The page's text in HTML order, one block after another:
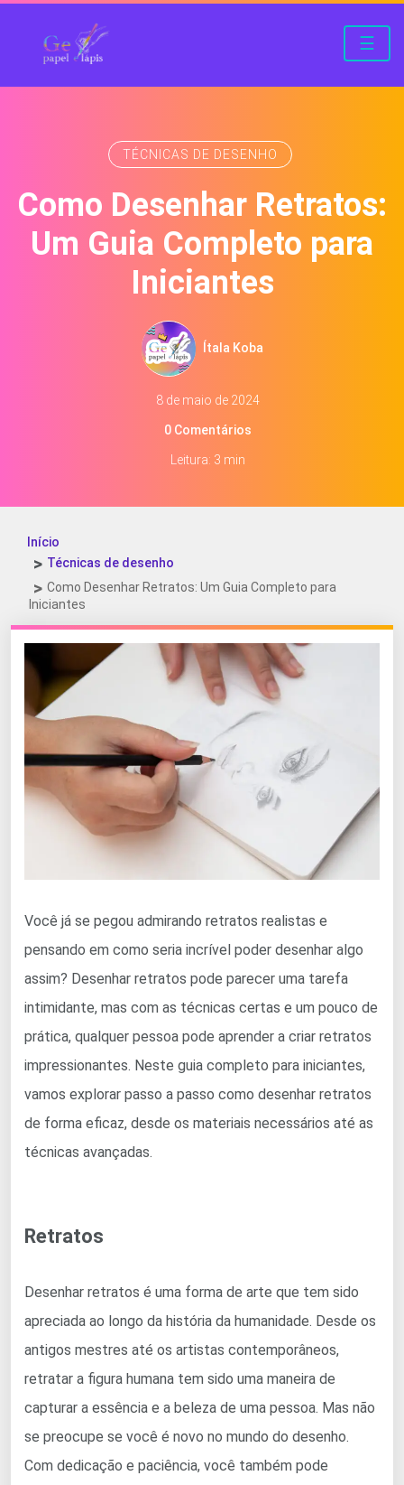
☰
TÉCNICAS DE DESENHO
Como Desenhar Retratos:
Um Guia Completo para
Iniciantes
Ítala Koba
8 de maio de 2024
0 Comentários
Leitura: 3 min
Início
Técnicas de desenho
Como Desenhar Retratos: Um Guia Completo para
Iniciantes
Você já se pegou admirando retratos realistas e
pensando em como seria incrível poder desenhar algo
assim? Desenhar retratos pode parecer uma tarefa
intimidante, mas com as técnicas certas e um pouco de
prática, qualquer pessoa pode aprender a criar retratos
impressionantes. Neste guia completo para iniciantes,
vamos explorar passo a passo como desenhar retratos
de forma eficaz, desde os materiais necessários até as
técnicas avançadas.
Retratos
Desenhar retratos é uma forma de arte que tem sido
apreciada ao longo da história da humanidade. Desde os
antigos mestres até os artistas contemporâneos,
retratar a figura humana tem sido uma maneira de
capturar a essência e a beleza de uma pessoa. Mas não
se preocupe se você é novo no mundo do desenho.
Com dedicação e paciência, você também pode